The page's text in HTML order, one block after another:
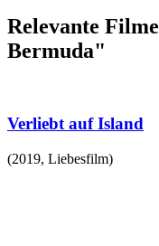
Relevante
Bermuda"
Verliebt auf Island
(2019, Liebesfilm)